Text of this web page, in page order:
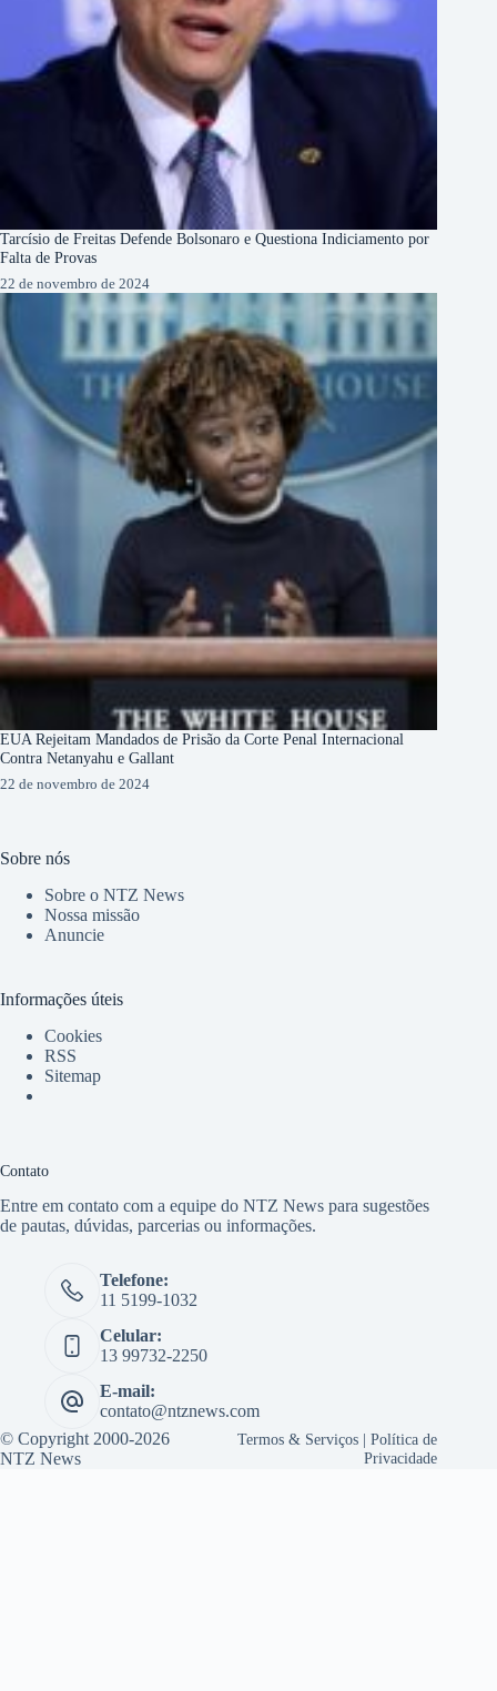
Tarcísio de Freitas Defende Bolsonaro e Questiona Indiciamento por
Falta de Provas
22 de novembro de 2024
EUA Rejeitam Mandados de Prisão da Corte Penal Internacional
Contra Netanyahu e Gallant
22 de novembro de 2024
Sobre nós
Sobre o NTZ News
Nossa missão
Anuncie
Informações úteis
Cookies
RSS
Sitemap
Contato
Entre em contato com a equipe do NTZ News para sugestões
de pautas, dúvidas, parcerias ou informações.
Telefone:
11 5199-1032
Celular:
13 99732-2250
E-mail:
contato@ntznews.com
© Copyright 2000-2026
NTZ News
Termos & Serviços |Política de
Privacidade